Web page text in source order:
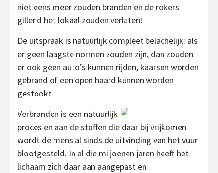
niet eens meer zouden branden en de rokers
gillend het lokaal zouden verlaten!
De uitspraak is natuurlijk compleet belachelijk: als
er geen laagste normen zouden zijn, dan zouden
er ook geen auto’s kunnen rijden, kaarsen worden
gebrand of een open haard kunnen worden
gestookt.
Verbranden is een natuurlijk
proces en aan de stoffen die daar bij vrijkomen
wordt de mens al sinds de uitvinding van het vuur
blootgesteld. In al die miljoenen jaren heeft het
lichaam zich daar aan aangepast en